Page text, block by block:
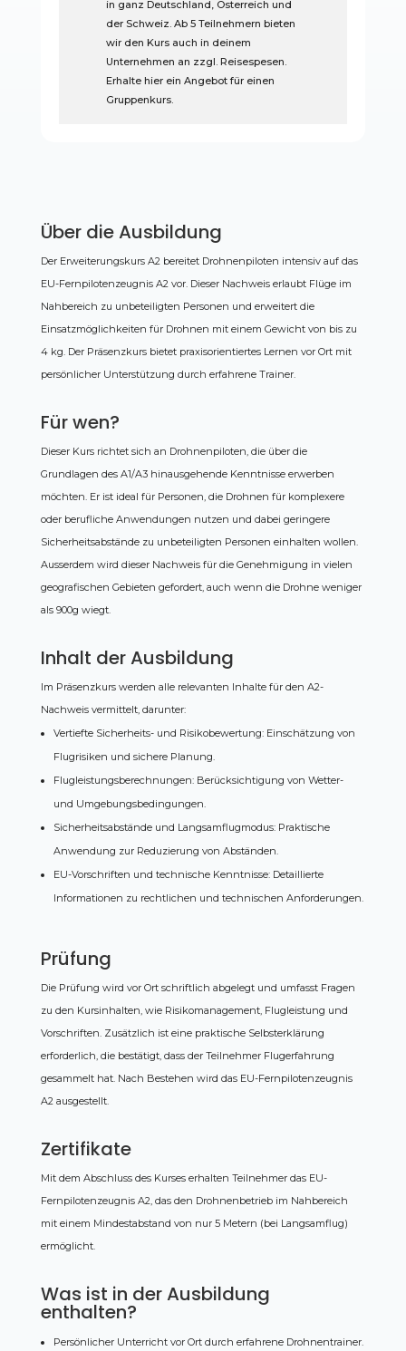
in ganz Deutschland, Österreich und
der Schweiz. Ab 5 Teilnehmern bieten
wir den Kurs auch in deinem
Unternehmen an zzgl. Reisespesen.
Erhalte hier ein Angebot für einen
Gruppenkurs.
Über die Ausbildung
Der Erweiterungskurs A2 bereitet Drohnenpiloten intensiv auf das
EU-Fernpilotenzeugnis A2 vor. Dieser Nachweis erlaubt Flüge im
Nahbereich zu unbeteiligten Personen und erweitert die
Einsatzmöglichkeiten für Drohnen mit einem Gewicht von bis zu
4 kg. Der Präsenzkurs bietet praxisorientiertes Lernen vor Ort mit
persönlicher Unterstützung durch erfahrene Trainer.
Für wen?
Dieser Kurs richtet sich an Drohnenpiloten, die über die
Grundlagen des A1/A3 hinausgehende Kenntnisse erwerben
möchten. Er ist ideal für Personen, die Drohnen für komplexere
oder berufliche Anwendungen nutzen und dabei geringere
Sicherheitsabstände zu unbeteiligten Personen einhalten wollen.
Ausserdem wird dieser Nachweis für die Genehmigung in vielen
geografischen Gebieten gefordert, auch wenn die Drohne weniger
als 900g wiegt.
Inhalt der Ausbildung
Im Präsenzkurs werden alle relevanten Inhalte für den A2-
Nachweis vermittelt, darunter:
Vertiefte Sicherheits- und Risikobewertung: Einschätzung von
Flugrisiken und sichere Planung.
Flugleistungsberechnungen: Berücksichtigung von Wetter-
und Umgebungsbedingungen.
Sicherheitsabstände und Langsamflugmodus: Praktische
Anwendung zur Reduzierung von Abständen.
EU-Vorschriften und technische Kenntnisse: Detaillierte
Informationen zu rechtlichen und technischen Anforderungen.
Prüfung
Die Prüfung wird vor Ort schriftlich abgelegt und umfasst Fragen
zu den Kursinhalten, wie Risikomanagement, Flugleistung und
Vorschriften. Zusätzlich ist eine praktische Selbsterklärung
erforderlich, die bestätigt, dass der Teilnehmer Flugerfahrung
gesammelt hat. Nach Bestehen wird das EU-Fernpilotenzeugnis
A2 ausgestellt.
Zertifikate
Mit dem Abschluss des Kurses erhalten Teilnehmer das EU-
Fernpilotenzeugnis A2, das den Drohnenbetrieb im Nahbereich
mit einem Mindestabstand von nur 5 Metern (bei Langsamflug)
ermöglicht.
Was ist in der Ausbildung
enthalten?
Persönlicher Unterricht vor Ort durch erfahrene Drohnentrainer.